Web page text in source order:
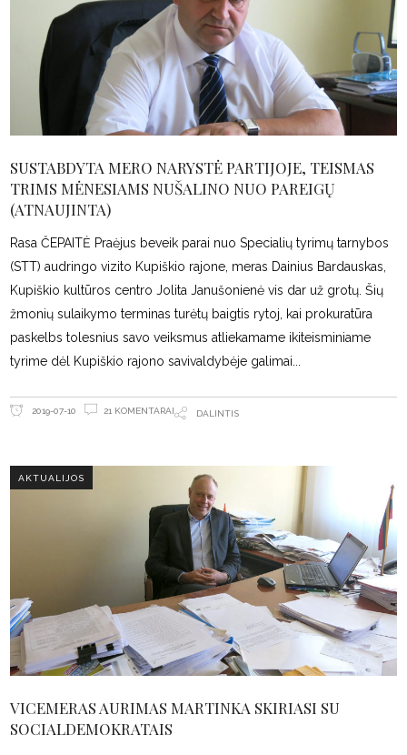
SUSTABDYTA MERO NARYSTĖ PARTIJOJE, TEISMAS
TRIMS MĖNESIAMS NUŠALINO NUO PAREIGŲ
(ATNAUJINTA)
Rasa ČEPAITĖ Praėjus beveik parai nuo Specialių tyrimų tarnybos
(STT) audringo vizito Kupiškio rajone, meras Dainius Bardauskas,
Kupiškio kultūros centro Jolita Janušonienė vis dar už grotų. Šių
žmonių sulaikymo terminas turėtų baigtis rytoj, kai prokuratūra
paskelbs tolesnius savo veiksmus atliekamame ikiteisminiame
tyrime dėl Kupiškio rajono savivaldybėje galimai
2019-07-10 21 KOMENTARAI DALINTIS
AKTUALIJOS
VICEMERAS AURIMAS MARTINKA SKIRIASI SU
SOCIALDEMOKRATAIS